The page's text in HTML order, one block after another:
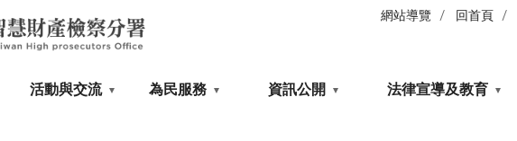
網站導覽 回首頁
活動與交流 為民服務 資訊公開 法律宣導及教育